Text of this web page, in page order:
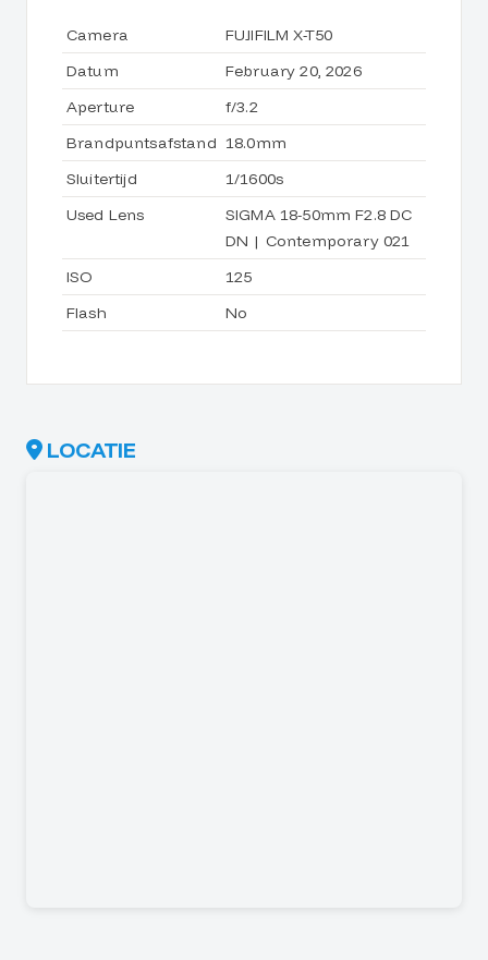
Camera
FUJIFILM X-T50
Datum
February 20, 2026
Aperture
f/3.2
Brandpuntsafstand 18.0mm
Sluitertijd
1/1600s
Used Lens
SIGMA 18-50mm F2.8 DC
DN | Contemporary 021
ISO
125
Flash
No
LOCATIE